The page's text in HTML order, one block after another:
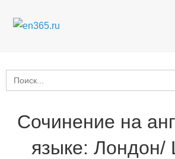
Search
for:
Сочинение на
языке: Лондон/